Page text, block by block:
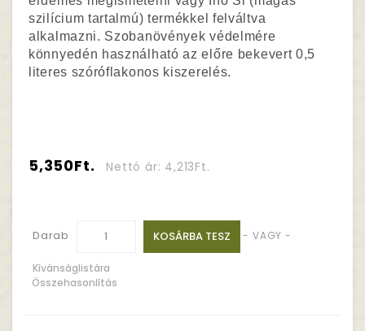
szilícium tartalmú) termékkel felváltva
alkalmazni. Szobanövények védelmére
könnyedén használható az előre bekevert 0,5
literes szóróflakonos kiszerelés.
5,350Ft. Nettó ár: 4,213Ft.
Darab KOSÁRBA TESZ - VAGY -
Kívánságlistára
Összehasonlítás